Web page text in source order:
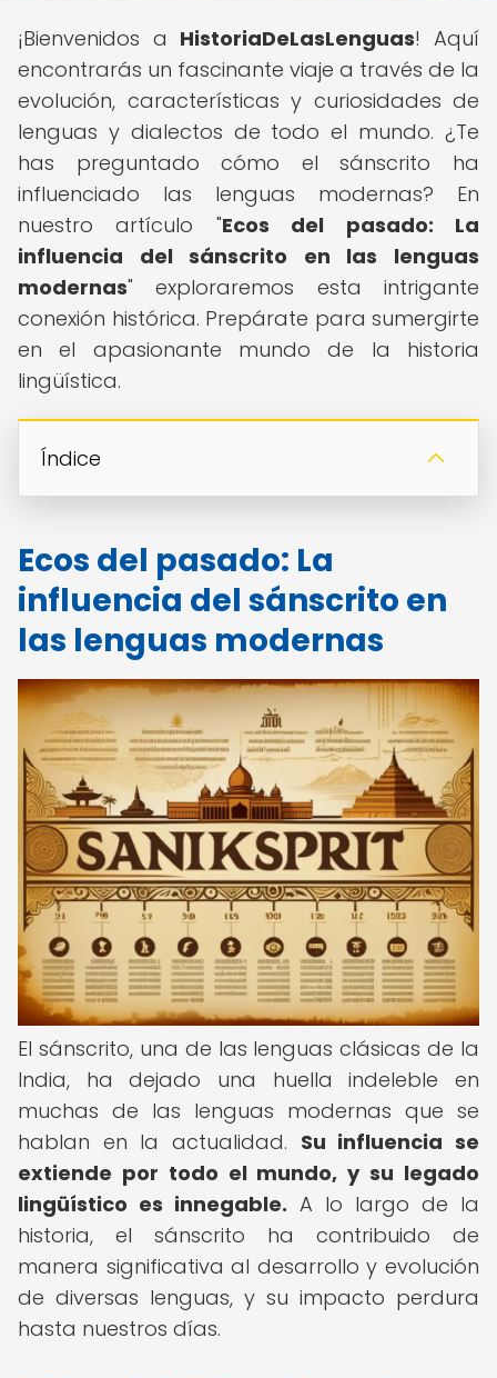
¡Bienvenidos a HistoriaDeLasLenguas! Aquí
encontrarás un fascinante viaje a través de la
evolución, características y curiosidades de
lenguas y dialectos de todo el mundo. ¿Te
has preguntado cómo el sánscrito ha
influenciado las lenguas modernas? En
nuestro artículo "Ecos del pasado: La
influencia del sánscrito en las lenguas
modernas" exploraremos esta intrigante
conexión histórica. Prepárate para sumergirte
en el apasionante mundo de la historia
lingüística.
Índice
Ecos del pasado: La
influencia del sánscrito en
las lenguas modernas
El sánscrito, una de las lenguas clásicas de la
India, ha dejado una huella indeleble en
muchas de las lenguas modernas que se
hablan en la actualidad. Su influencia se
extiende por todo el mundo, y su legado
lingüístico es innegable. A lo largo de la
historia, el sánscrito ha contribuido de
manera significativa al desarrollo y evolución
de diversas lenguas, y su impacto perdura
hasta nuestros días.